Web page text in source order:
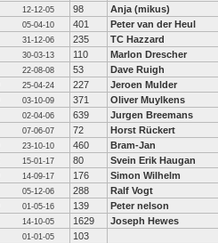
12-12-05 98 Anja (mikus)
05-04-10 401 Peter van der Heul
31-12-06 235 TC Hazzard
30-03-13 110 Marlon Drescher
22-08-08 53 Dave Ruigh
25-04-24 227 Jeroen Mulder
03-10-09 371 Oliver Muylkens
02-04-06 639 Jurgen Breemans
07-06-07 72 Horst Rückert
23-10-10 460 Bram-Jan
15-01-17 80 Svein Erik Haugan
14-09-17 176 Simon Wilhelm
05-12-06 288 Ralf Vogt
01-05-16 139 Peter nelson
14-10-05 1629 Joseph Hewes
01-01-05 103